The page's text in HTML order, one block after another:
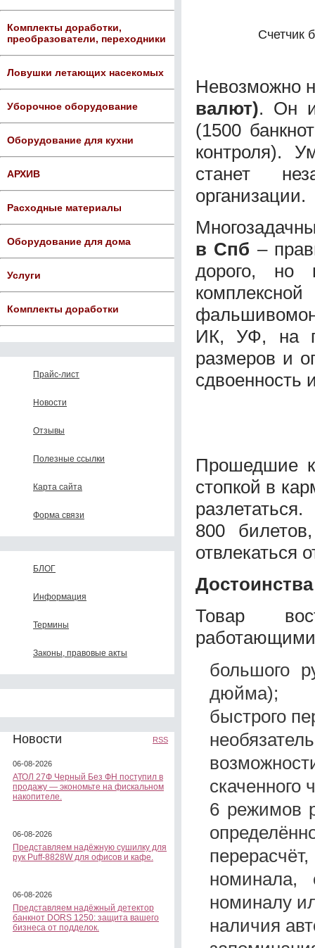
Комплекты доработки,
преобразователи, переходники
Ловушки летающих насекомых
Уборочное оборудование
Оборудование для кухни
АРХИВ
Расходные материалы
Оборудование для дома
Услуги
Комплекты доработки
Прайс-лист
Новости
Отзывы
Полезные ссылки
Карта сайта
Форма связи
БЛОГ
Информация
Термины
Законы, правовые акты
Новости RSS
06-08-2026
АТОЛ 27Ф Черный Без ФН поступил в
продажу — экономьте на фискальном
накопителе.
06-08-2026
Представляем надёжную сушилку для
рук Puff-8828W для офисов и кафе.
06-08-2026
Представляем надёжный детектор
банкнот DORS 1250: защита вашего
бизнеса от подделок.
Счетчик
Невозможно
валют). Он
(1500
контроля).
станет
организации.
в Спб –
дорого, но
ИК, УФ, на
размеров и
сдвоенность
Прошедшие
стопкой в
800
отвлекаться
Достоинства
Товар
работающими
большого
дюйма);
быстрого
скаченного
6 режимов
номинала,
номиналу
наличия